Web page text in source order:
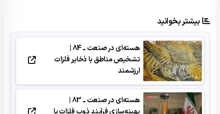
بیشتر بخوانید
هسته‌ای در صنعت ــ 84 |
تشخیص مناطق با ذخایر فلزات
ارزشمند
هسته‌ای در صنعت ــ 83 |
بهینه‌سازی فرآیند ذوب فلزات با